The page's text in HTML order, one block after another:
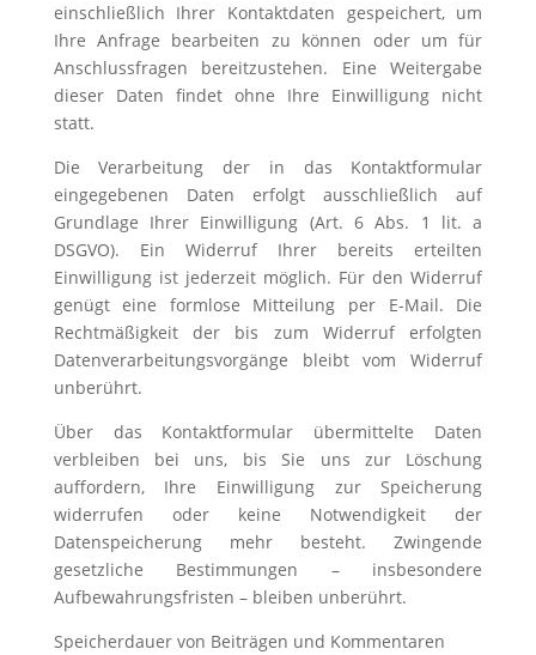
einschließlich Ihrer Kontaktdaten gespeichert, um
Ihre Anfrage bearbeiten zu können oder um für
Anschlussfragen bereitzustehen. Eine Weitergabe
dieser Daten findet ohne Ihre Einwilligung nicht
statt.
Die Verarbeitung der in das Kontaktformular
eingegebenen Daten erfolgt ausschließlich auf
Grundlage Ihrer Einwilligung (Art. 6 Abs. 1 lit. a
DSGVO). Ein Widerruf Ihrer bereits erteilten
Einwilligung ist jederzeit möglich. Für den Widerruf
genügt eine formlose Mitteilung per E-Mail. Die
Rechtmäßigkeit der bis zum Widerruf erfolgten
Datenverarbeitungsvorgänge bleibt vom Widerruf
unberührt.
Über das Kontaktformular übermittelte Daten
verbleiben bei uns, bis Sie uns zur Löschung
auffordern, Ihre Einwilligung zur Speicherung
widerrufen oder keine Notwendigkeit der
Datenspeicherung mehr besteht. Zwingende
gesetzliche Bestimmungen – insbesondere
Aufbewahrungsfristen – bleiben unberührt.
Speicherdauer von Beiträgen und Kommentaren